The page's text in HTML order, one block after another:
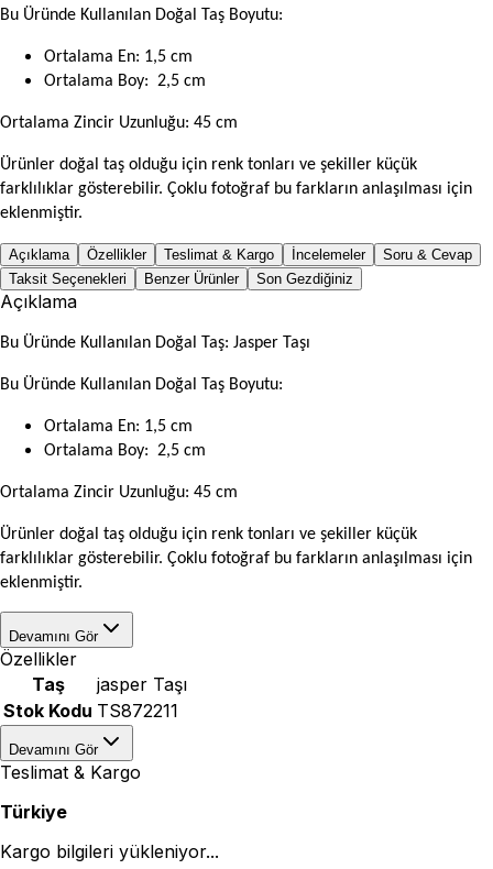
Bu Üründe Kullanılan Doğal Taş Boyutu:
Ortalama En: 1,5 cm
Ortalama Boy: 2,5 cm
Ortalama Zincir Uzunluğu: 45 cm
Ürünler doğal taş olduğu için renk tonları ve şekiller küçük
farklılıklar gösterebilir. Çoklu fotoğraf bu farkların anlaşılması için
eklenmiştir.
Açıklama Özellikler Teslimat & Kargo İncelemeler
Soru & Cevap
Taksit Seçenekleri
Benzer Ürünler Son Gezdiğiniz
Açıklama
Bu Üründe Kullanılan Doğal Taş: Jasper Taşı
Bu Üründe Kullanılan Doğal Taş Boyutu:
Ortalama En: 1,5 cm
Ortalama Boy: 2,5 cm
Ortalama Zincir Uzunluğu: 45 cm
Ürünler doğal taş olduğu için renk tonları ve şekiller küçük
farklılıklar gösterebilir. Çoklu fotoğraf bu farkların anlaşılması için
eklenmiştir.
Devamını Gör
Özellikler
Taş
jasper Taşı
Stok Kodu TS872211
Devamını Gör
Teslimat & Kargo
Türkiye
Kargo bilgileri yükleniyor...